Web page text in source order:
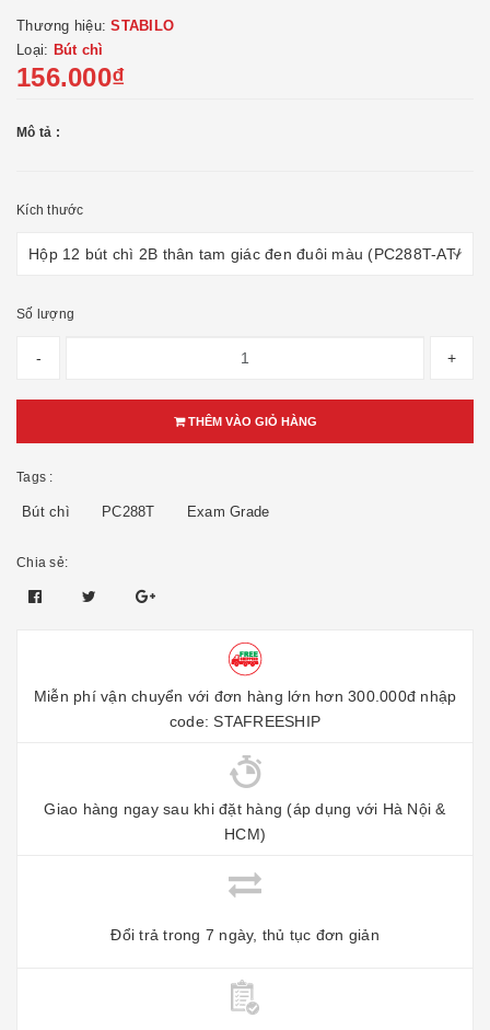
Thương hiệu:STABILO
Loại: Bút chì
156.000₫
Mô tả :
Kích thước
Số lượng
- +
THÊM VÀO GIỎ HÀNG
Tags :
Bút chì PC288T Exam Grade
Chia sẻ:
Miễn phí vận chuyển với đơn hàng lớn hơn 300.000đ nhập
code: STAFREESHIP
Giao hàng ngay sau khi đặt hàng (áp dụng với Hà Nội &
HCM)
Đổi trả trong 7 ngày, thủ tục đơn giản